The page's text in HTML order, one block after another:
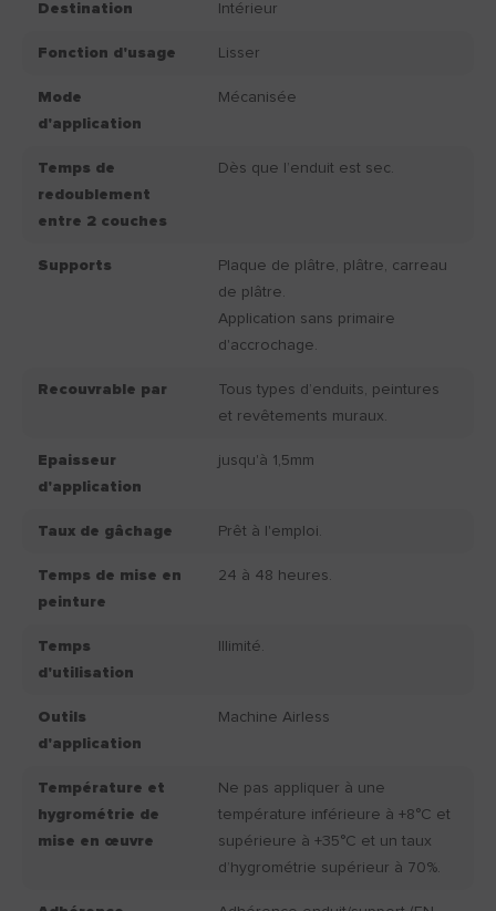
Destination Intérieur
Fonction d'usage Lisser
Mode
d'application
Mécanisée
Temps de
redoublement
entre 2 couches
Dès que l’enduit est sec.
Supports
Plaque de plâtre, plâtre, carreau
de plâtre.
Application sans primaire
d'accrochage.
Recouvrable par
Tous types d’enduits, peintures
et revêtements muraux.
Epaisseur
d'application
jusqu'à 1,5mm
Taux de gâchage Prêt à l'emploi.
Temps de mise en
peinture
24 à 48 heures.
Temps
d'utilisation
Illimité.
Outils
d'application
Machine Airless
Température et
hygrométrie de
mise en œuvre
Ne pas appliquer à une
température inférieure à +8°C et
supérieure à +35°C et un taux
d’hygrométrie supérieur à 70%.